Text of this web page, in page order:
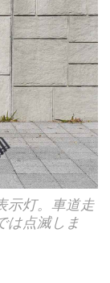
示灯。車道走
は点滅しま